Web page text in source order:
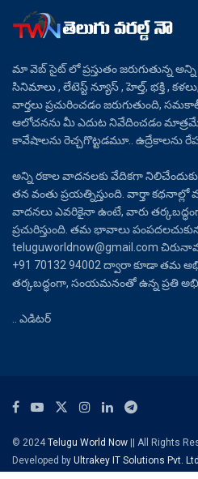
మా వెబ్ సైట్ లో ప్రస్తుతం జరుగుతున్న
సినిమాలు , లేటెస్ట్ న్యూస్ , హెల్త్, భక్తి ,
వార్తలు ప్రచురించడం జరుగుతుంది,
ఆలోచనను మీ ఎదుట నివేదించడం
కావేషాలను రెచ్చగొట్టడమూ.. ఉద్రేకాలను
అన్ని రకాల వాదనలకు వేదికగా నిలిచేందుకు
తన వంతు ప్రయత్నిస్తుంది. వార్తా కథనాల్లో
వాదనలు ఎవరికైనా ఉంటే, వారు
ప్రచురిస్తుంది. తమ భావాలు
teluguworldnow@gmail.com
+91 70132 94002 ద్వారా కూడా తమ
తర్కబద్ధంగా, సంయమనంతో ఉన్న ప్రతి
.. ఎడిటర్
© 2024Telugu World Now || All Rights
Developed by Ultrakey IT Solutions Pvt. Ltd.